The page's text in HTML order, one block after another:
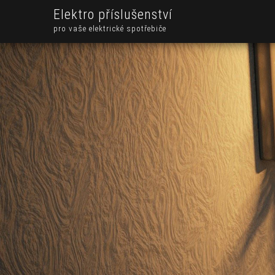
Elektro příslušenství
pro vaše elektrické spotřebiče